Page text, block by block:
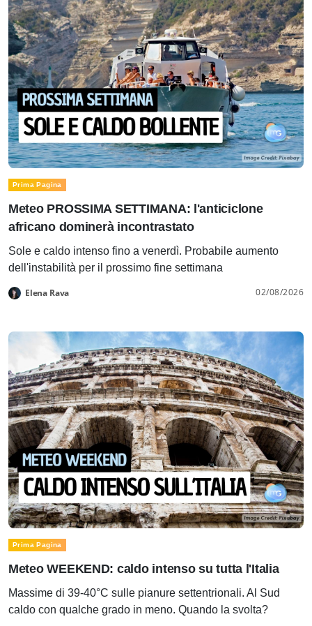
Prima Pagina
Meteo PROSSIMA SETTIMANA: l'anticiclone
africano dominerà incontrastato
Sole e caldo intenso fino a venerdì. Probabile aumento
dell'instabilità per il prossimo fine settimana
Elena Rava 02/08/2026
Prima Pagina
Meteo WEEKEND: caldo intenso su tutta l'Italia
Massime di 39-40°C sulle pianure settentrionali. Al Sud
caldo con qualche grado in meno. Quando la svolta?